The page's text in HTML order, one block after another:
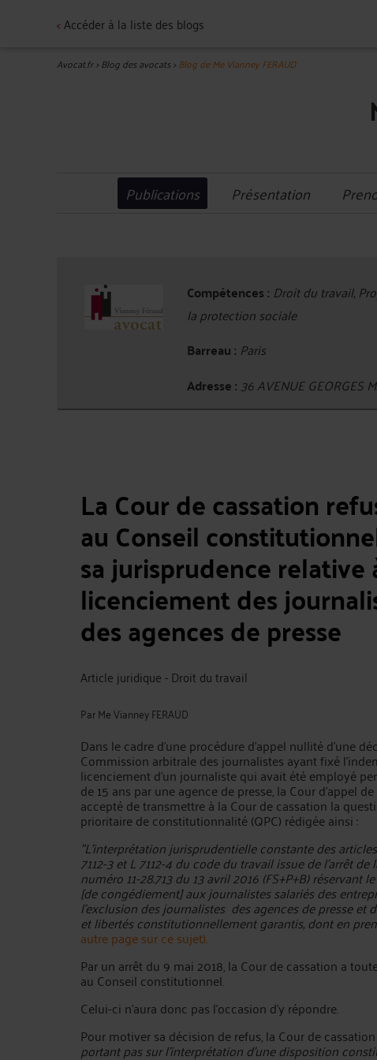
<Accéder à la liste des blogs
Avocat.fr>Blog des avocats>Blog de Me Vianney FERAUD
Publications Présentation
Compétences : Droit du travail,
la protection sociale
Barreau : Paris
Adresse : 36 AVENUE GEORGES
La Cour de cassation
au Conseil
sa jurisprudence
licenciement des
des agences de presse
Article juridique - Droit du travail
ParMe Vianney FERAUD
Dans le cadre d'une procédure d'appel nullité d'une
Commission arbitrale des journalistes ayant fixé
licenciement d'un journaliste qui avait été employé
de 15 ans par une agence de presse, la Cour d'appel
accepté de transmettre à la Cour de cassation la
prioritaire de constitutionnalité (QPC) rédigée ainsi :
"L'interprétation jurisprudentielle constante des articles
7112-3 et L 7112-4 du code du travail issue de l'arrêt
numéro 11-28.713 du 13 avril 2016 (FS+P+B)
[de congédiement] aux journalistessalariés des
l'exclusion des journalistes des agences de presse
et libertés constitutionnellement garantis, dont en
autre page sur ce sujet).
Par un arrêt du 9 mai 2018, la Cour de cassation a
au Conseil constitutionnel.
Celui-ci n'aura donc pas l'occasion d'y répondre.
Pour motiver sa décision de refus, la Cour de
portant pas sur l'interprétation d'une disposition